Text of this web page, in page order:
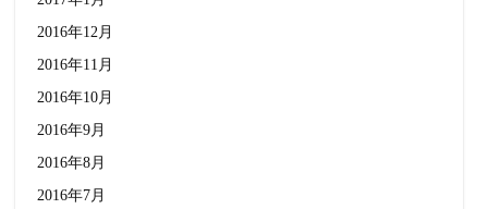
2016年12月
2016年11月
2016年10月
2016年9月
2016年8月
2016年7月